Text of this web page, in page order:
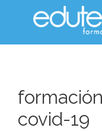
covid-19